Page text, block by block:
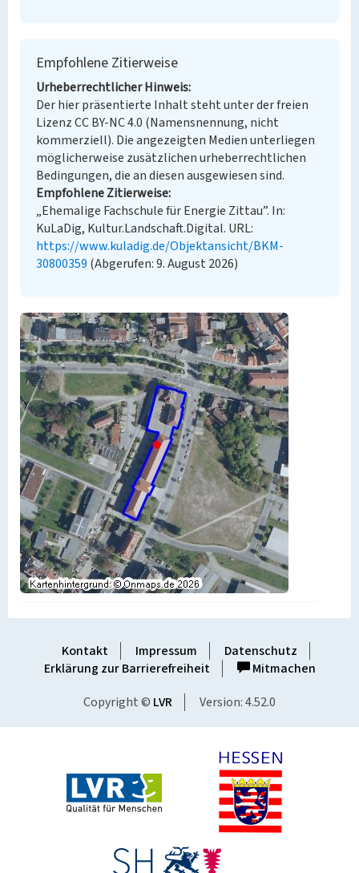
Empfohlene Zitierweise
Urheberrechtlicher Hinweis
Der hier präsentierte Inhalt steht unter der freien
Lizenz CC BY-NC 4.0 (Namensnennung, nicht
kommerziell). Die angezeigten Medien unterliegen
möglicherweise zusätzlichen urheberrechtlichen
Bedingungen, die an diesen ausgewiesen sind.
Empfohlene Zitierweise
„Ehemalige Fachschule für Energie Zittau”. In:
KuLaDig, Kultur.Landschaft.Digital. URL:
https://www.kuladig.de/Objektansicht/BKM-
30800359 (Abgerufen: 9. August 2026)
Kontakt Impressum
Datenschutz
Erklärung zur Barrierefreiheit
Mitmachen
Copyright © LVR Version: 4.52.0